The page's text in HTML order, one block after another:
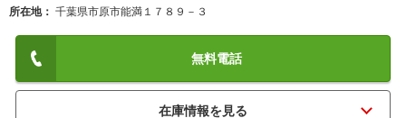
所在地
千葉県市原市能満１７８９－３
無料電話